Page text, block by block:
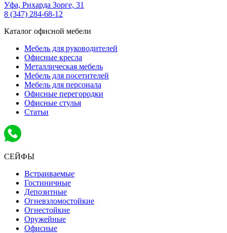
Уфа, Рихарда Зорге, 31
8 (347) 284-68-12
Каталог офисной мебели
Мебель для руководителей
Офисные кресла
Металлическая мебель
Мебель для посетителей
Мебель для персонала
Офисные перегородки
Офисные стулья
Статьи
СЕЙФЫ
Встраиваемые
Гостиничные
Депозитные
Огневзломостойкие
Огнестойкие
Оружейные
Офисные